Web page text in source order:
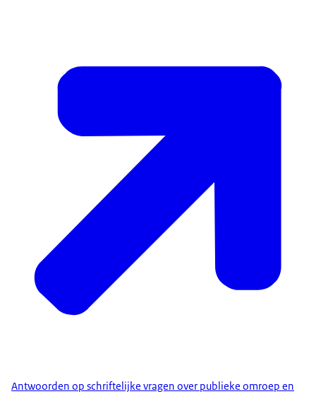
Antwoorden op schriftelijke vragen over publieke omroep en